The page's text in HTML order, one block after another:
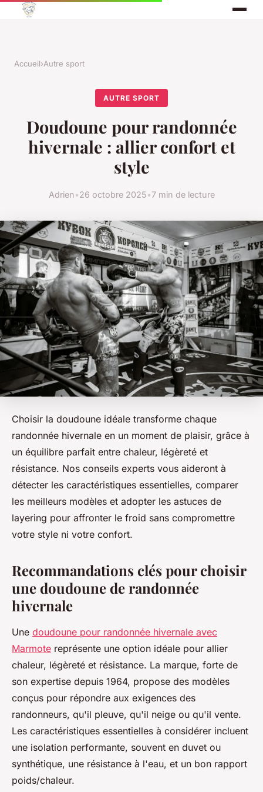
Accueil›Autre sport
AUTRE SPORT
Doudoune pour randonnée
hivernale : allier confort et
style
Adrien•26 octobre 2025•7 min de lecture
Choisir la doudoune idéale transforme chaque
randonnée hivernale en un moment de plaisir, grâce à
un équilibre parfait entre chaleur, légèreté et
résistance. Nos conseils experts vous aideront à
détecter les caractéristiques essentielles, comparer
les meilleurs modèles et adopter les astuces de
layering pour affronter le froid sans compromettre
votre style ni votre confort.
Recommandations clés pour choisir
une doudoune de randonnée
hivernale
Une doudoune pour randonnée hivernale avec
Marmote représente une option idéale pour allier
chaleur, légèreté et résistance. La marque, forte de
son expertise depuis 1964, propose des modèles
conçus pour répondre aux exigences des
randonneurs, qu'il pleuve, qu'il neige ou qu'il vente.
Les caractéristiques essentielles à considérer incluent
une isolation performante, souvent en duvet ou
synthétique, une résistance à l'eau, et un bon rapport
poids/chaleur.